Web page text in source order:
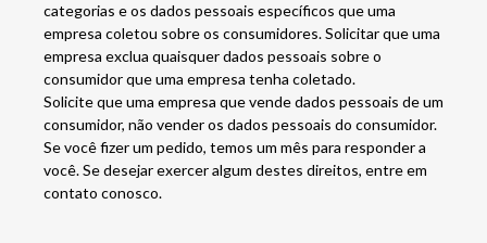
categorias e os dados pessoais específicos que uma
empresa coletou sobre os consumidores. Solicitar que uma
empresa exclua quaisquer dados pessoais sobre o
consumidor que uma empresa tenha coletado.
Solicite que uma empresa que vende dados pessoais de um
consumidor, não vender os dados pessoais do consumidor.
Se você fizer um pedido, temos um mês para responder a
você. Se desejar exercer algum destes direitos, entre em
contato conosco.